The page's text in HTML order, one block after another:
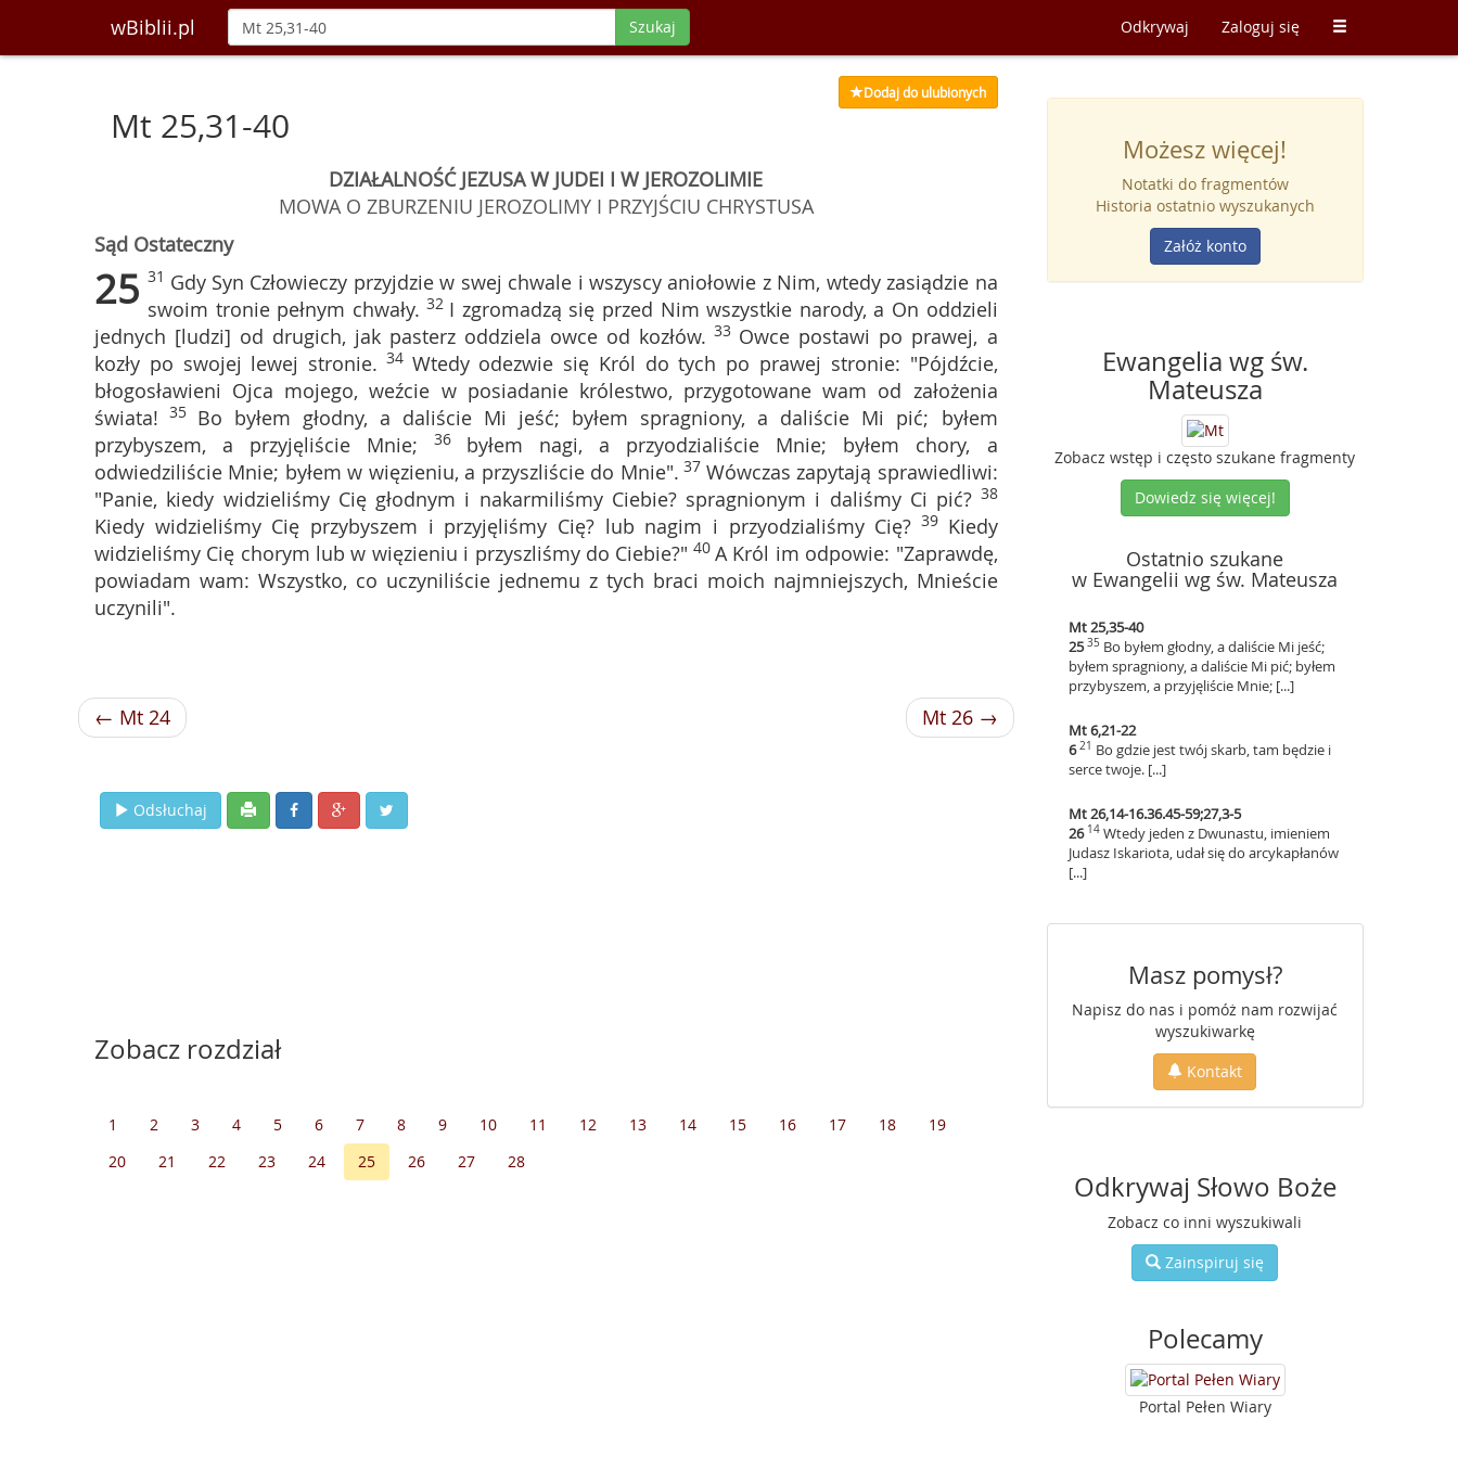
wBiblii.pl Szukaj Odkrywaj Zaloguj się
Dodaj do ulubionych
Mt 25,31-40
DZIAŁALNOŚĆ JEZUSA W JUDEI I W JEROZOLIMIE
MOWA O ZBURZENIU JEROZOLIMY I PRZYJŚCIU CHRYSTUSA
Sąd Ostateczny
25 31 Gdy Syn Człowieczy przyjdzie w swej chwale i wszyscy aniołowie z Nim, wtedy zasiądzie na
swoim tronie pełnym chwały. 32 I zgromadzą się przed Nim wszystkie narody, a On oddzieli
jednych [ludzi] od drugich, jak pasterz oddziela owce od kozłów. 33 Owce postawi po prawej, a
kozły po swojej lewej stronie. 34 Wtedy odezwie się Król do tych po prawej stronie: "Pójdźcie,
błogosławieni Ojca mojego, weźcie w posiadanie królestwo, przygotowane wam od założenia
świata! 35 Bo byłem głodny, a daliście Mi jeść; byłem spragniony, a daliście Mi pić; byłem
przybyszem, a przyjęliście Mnie; 36 byłem nagi, a przyodzialiście Mnie; byłem chory, a
odwiedziliście Mnie; byłem w więzieniu, a przyszliście do Mnie". 37 Wówczas zapytają sprawiedliwi:
"Panie, kiedy widzieliśmy Cię głodnym i nakarmiliśmy Ciebie? spragnionym i daliśmy Ci pić? 38
Kiedy widzieliśmy Cię przybyszem i przyjęliśmy Cię? lub nagim i przyodzialiśmy Cię? 39 Kiedy
widzieliśmy Cię chorym lub w więzieniu i przyszliśmy do Ciebie?" 40 A Król im odpowie: "Zaprawdę,
powiadam wam: Wszystko, co uczyniliście jednemu z tych braci moich najmniejszych, Mnieście
uczynili".
← Mt 24 Mt 26 →
Odsłuchaj
Zobacz rozdział
1 2 3 4 5 6 7 8 9 10 11 12 13 14 15 16 17 18
19
20
21 22 23 24 25 26 27 28
Możesz więcej!
Notatki do fragmentów
Historia ostatnio wyszukanych
Załóż konto
Ewangelia wg św.
Mateusza
Zobacz wstęp i często szukane fragmenty
Dowiedz się więcej!
Ostatnio szukane
w Ewangelii wg św. Mateusza
Mt 25,35-40
2535 Bo byłem głodny, a daliście Mi jeść;
byłem spragniony, a daliście Mi pić; byłem
przybyszem, a przyjęliście Mnie; [...]
Mt 6,21-22
621 Bo gdzie jest twój skarb, tam będzie i
serce twoje. [...]
Mt 26,14-16.36.45-59;27,3-5
2614 Wtedy jeden z Dwunastu, imieniem
Judasz Iskariota, udał się do arcykapłanów
[...]
Masz pomysł?
Napisz do nas i pomóż nam rozwijać
wyszukiwarkę
Kontakt
Odkrywaj Słowo Boże
Zobacz co inni wyszukiwali
Zainspiruj się
Polecamy
Portal Pełen Wiary